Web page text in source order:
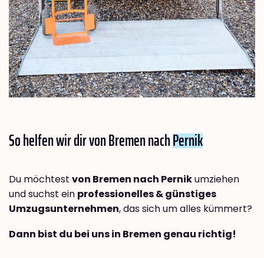
So helfen wir dir von Bremen nachPernik
Du möchtest von Bremen nach Pernikumziehen
und suchst ein professionelles & günstiges
Umzugsunternehmen, das sich um alles kümmert?
Dann bist du bei uns in Bremen genau richtig!